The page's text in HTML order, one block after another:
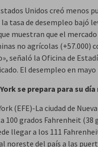
Unidos creó menos
la tasa de desempleo bajó
muestran que el
no agrícolas (+57.000)
señaló la Oficina de
El desempleo en mayo
se prepara para su
(EFE)-La ciudad de
100 grados Fahrenheit
llegar a los 111
noreste del país a las